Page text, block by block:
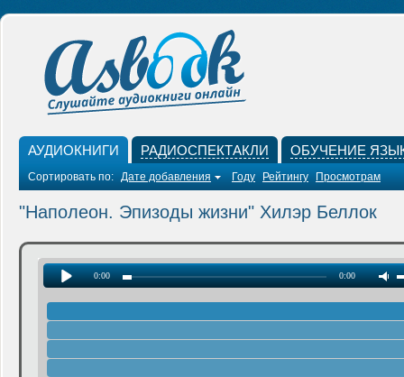
АУДИОКНИГИ РАДИОСПЕКТАКЛИ ОБУЧЕНИЕ
Сортировать по: Дате добавления Году Рейтингу Просмотрам
"Наполеон. Эпизоды жизни" Хилэр Беллок
0:00 0:00